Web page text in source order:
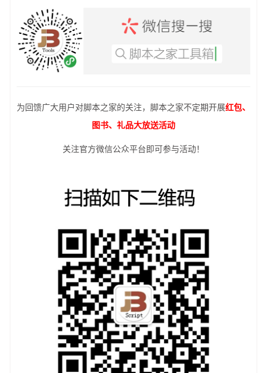
为回馈广大用户对脚本之家的关注，脚本之家不定期开展红包、
图书、礼品大放送活动
关注官方微信公众平台即可参与活动！